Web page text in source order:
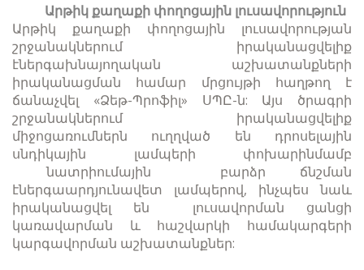
Արթիկ քաղաքի փողոցային լուսավորություն
Արթիկ քաղաքի փողոցային լուսավորության
շրջանակներում իրականացվելիք
էներգախնայողական աշխատանքների
իրականացման համար մրցույթի հաղթող է
ճանաչվել «Ձեթ-Պրոֆիլ» ՍՊԸ-ն: Այս ծրագրի
շրջանակներում իրականացվելիք
միջոցառումներն ուղղված են դրոսելային
սնդիկային լամպերի փոխարինմամբ
նատրիումային բարձր ճնշման
էներգաարդյունավետ լամպերով, ինչպես նաև
իրականացվել են լուսավորման ցանցի
կառավարման և հաշվարկի համակարգերի
կարգավորման աշխատանքներ: